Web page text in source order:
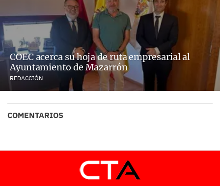
COEC acerca su hoja de ruta empresarial al
Ayuntamiento de Mazarrón
REDACCIÓN
COMENTARIOS